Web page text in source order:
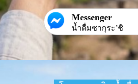
Messenger
น้ำดื่มซากุระ’ชิ